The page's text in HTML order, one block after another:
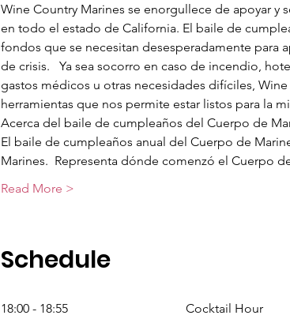
Wine Country Marines se enorgullece de apoyar y
en todo el estado de California. El baile de
fondos que se necesitan desesperadamente para
de crisis.   Ya sea socorro en caso de incendio,
gastos médicos u otras necesidades difíciles,
herramientas que nos permite estar listos para la
Acerca del baile de cumpleaños del Cuerpo de
El baile de cumpleaños anual del Cuerpo de
Marines.  Representa dónde comenzó el Cuerpo
Read More >
Schedule
18:00 - 18:55 Cocktail Hour